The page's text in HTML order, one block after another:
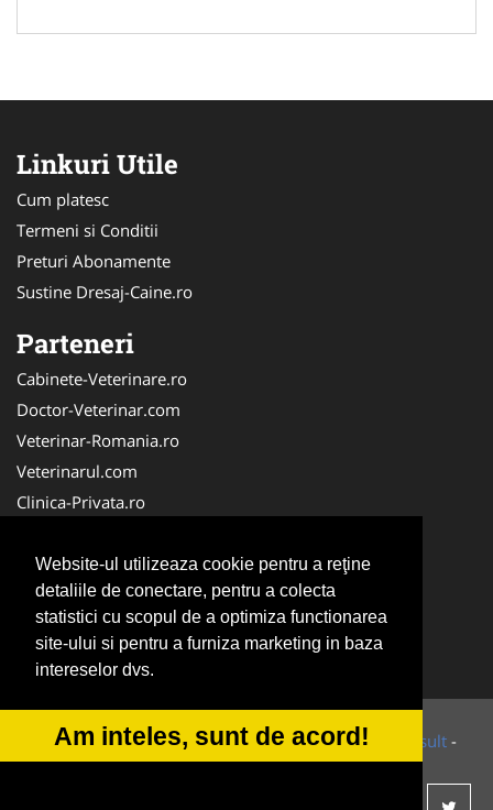
Website-ul utilizeaza cookie pentru a reţine
detaliile de conectare, pentru a colecta
statistici cu scopul de a optimiza functionarea
site-ului si pentru a furniza marketing in baza
intereselor dvs.
Am inteles, sunt de acord!
Linkuri Utile
Cum platesc
Termeni si Conditii
Preturi Abonamente
Sustine Dresaj-Caine.ro
Parteneri
Cabinete-Veterinare.ro
Doctor-Veterinar.com
Veterinar-Romania.ro
Veterinarul.com
Clinica-Privata.ro
Medic-Bun.com
Dresaj-Caine.ro
NonStopDeschis.ro
SalonFrizerieCanina.com
© 2014-2026 Powered byVilonMedia&Tokaido Consult -
ANPC SOL